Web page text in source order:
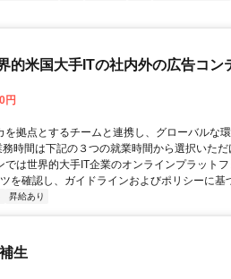
的米国大手ITの社内外の広告コン
円
を拠点とするチームと連携し、グローバルな
時間は下記の３つの就業時間から選択いた
では世界的大手IT企業のオンラインプラット
を確認し、ガイドラインおよびポリシーに
昇給あり
生